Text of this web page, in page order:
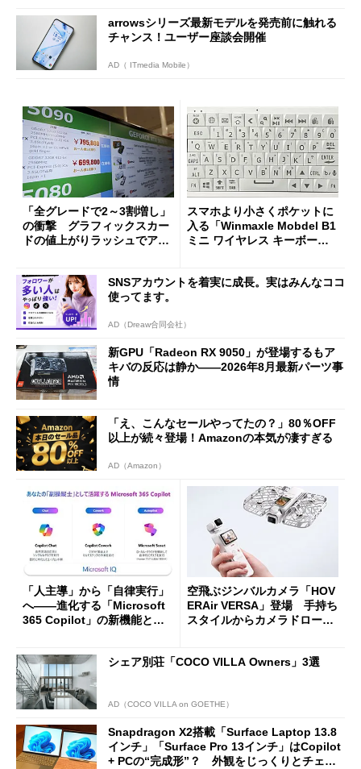
arrowsシリーズ最新モデルを発売前に触れる
チャンス！ユーザー座談会開催
AD（ ITmedia Mobile）
「全グレードで2～3割増し」
の衝撃 グラフィックスカー
ドの値上がりラッシュでアキ
スマホより小さくポケットに
入る「Winmaxle Mobdel B1
ミニ ワイヤレス キーボー
SNSアカウントを着実に成長。実はみんなココ
使ってます。
AD（Dreaw合同会社）
新GPU「Radeon RX 9050」が登場するもア
キバの反応は静か――2026年8月最新パーツ事
情
「え、こんなセールやってたの？」80％OFF
以上が続々登場！Amazonの本気が凄すぎる
AD（Amazon）
「人主導」から「自律実行」
へ――進化する「Microsoft
365 Copilot」の新機能とエ
空飛ぶジンバルカメラ「HOV
ERAir VERSA」登場 手持ち
スタイルからカメラドローン
シェア別荘「COCO VILLA Owners」3選
AD（COCO VILLA on GOETHE）
Snapdragon X2搭載「Surface Laptop 13.8
インチ」「Surface Pro 13インチ」はCopilot
+ PCの“完成形”？ 外観をじっくりとチェッ